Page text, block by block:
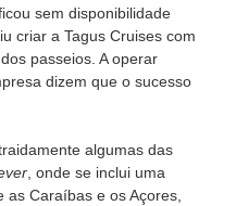
sem disponibilidade
criar a Tagus Cruises com
passeios. A operar
dizem que o sucesso
algumas das
, onde se inclui uma
Caraíbas e os Açores,